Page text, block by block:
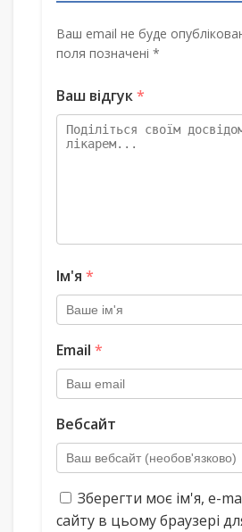
Ваш email не буде
поля позначені *
Ваш відгук*
Ім'я *
Email *
Вебсайт
Зберегти моє ім'я, e-
сайту в цьому браузері